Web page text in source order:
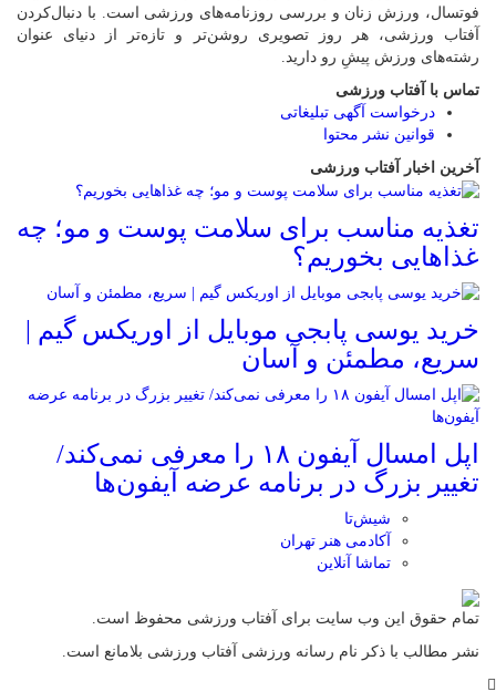
فوتسال، ورزش زنان و بررسی روزنامه‌های ورزشی است. با دنبال‌کردن
آفتاب ورزشی، هر روز تصویری روشن‌تر و تازه‌تر از دنیای عنوان
رشته‌های ورزش پیشِ رو دارید.
تماس با آفتاب ورزشی
درخواست آگهی تبلیغاتی
قوانین نشر محتوا
آخرین اخبار آفتاب ورزشی
تغذیه مناسب برای سلامت پوست و مو؛ چه
غذاهایی بخوریم؟
خرید یوسی پابجی موبایل از اوریکس گیم |
سریع، مطمئن و آسان
اپل امسال آیفون ۱۸ را معرفی نمی‌کند/
تغییر بزرگ در برنامه عرضه آیفون‌ها
شیش‌تا
آکادمی هنر تهران
تماشا آنلاین
تمام حقوق این وب سایت برای آفتاب ورزشی محفوظ است.
نشر مطالب با ذکر نام رسانه ورزشی آفتاب ورزشی بلامانع است.